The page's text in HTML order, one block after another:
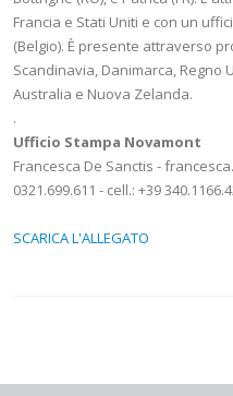
Francia e Stati Uniti e con un
(Belgio). È presente attraverso
Scandinavia, Danimarca, Regno
Australia e Nuova Zelanda.
.
Ufficio Stampa Novamont
Francesca De Sanctis -
0321.699.611 - cell.: +39
SCARICA L'ALLEGATO